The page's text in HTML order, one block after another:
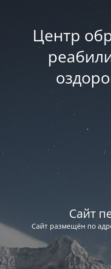
Центр
Сайт
Сайт размещён по